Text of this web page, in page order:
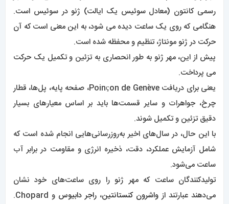
رسمی کانتون (معادل سوئیس یک ایالت) ژنو در سوئیس است.
هنگامی که روی یک ساعت دیده می شود، به این معنی است که آن
حرکت در ژنو مونتاژ، تنظیم و محفظه شده است.
پیش از این، مهر ژنو به طور انحصاری به تزئین و تکمیل یک حرکت
می پرداخت.
یعنی برای دریافت Poinçon de Genève، صفحه پایه، پل‌ها، قطار
چرخ، جواهرات و سایر قسمت‌ها باید بر اساس معیارهای بسیار
دقیق تزئین و تکمیل شوند.
با این حال، در سال‌های اخیر به‌روزرسانی‌هایی انجام شده است که
شامل آزمایش عملکرد، دقت، ذخیره انرژی و مقاومت در برابر آب
ساعت می‌شود.
تولیدکنندگان ساعت که مهر ژنو را روی ساعت‌های خود نشان
می‌دهند عبارتند از واشرون کنستانتین، راجر دابیوس و Chopard.